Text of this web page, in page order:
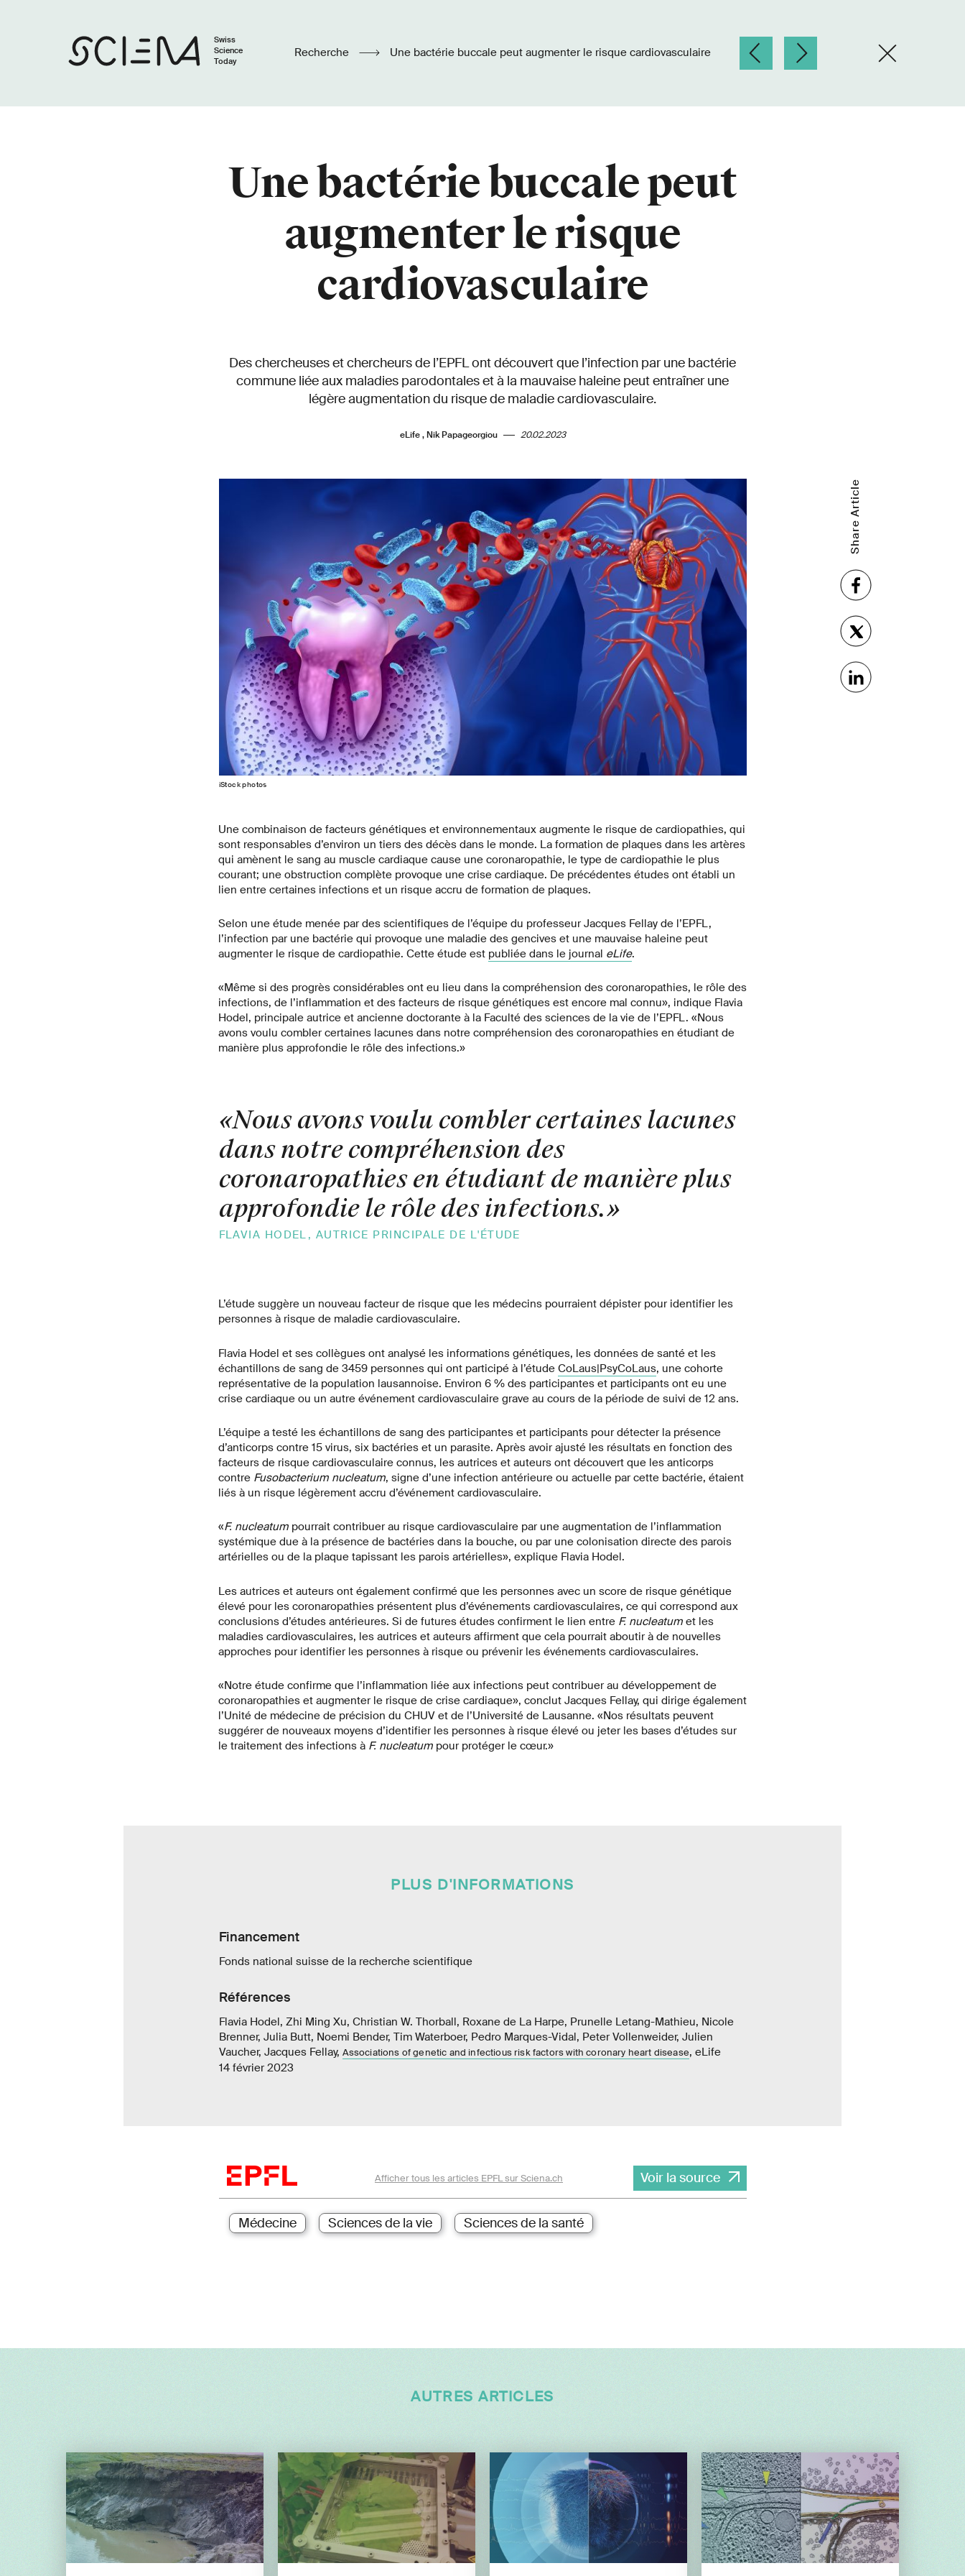
Swiss
Science
Today
Recherche Une bactérie buccale peut augmenter le risque cardiovasculaire
Une bactérie buccale peut
augmenter le risque
cardiovasculaire
Des chercheuses et chercheurs de l’EPFL ont découvert que l’infection par une bactérie
commune liée aux maladies parodontales et à la mauvaise haleine peut entraîner une
légère augmentation du risque de maladie cardiovasculaire.
eLife , Nik Papageorgiou 20.02.2023
iStock photos
Share Article
Une combinaison de facteurs génétiques et environnementaux augmente le risque de cardiopathies, qui
sont responsables d’environ un tiers des décès dans le monde. La formation de plaques dans les artères
qui amènent le sang au muscle cardiaque cause une coronaropathie, le type de cardiopathie le plus
courant; une obstruction complète provoque une crise cardiaque. De précédentes études ont établi un
lien entre certaines infections et un risque accru de formation de plaques.
Selon une étude menée par des scientifiques de l’équipe du professeur Jacques Fellay de l’EPFL,
l’infection par une bactérie qui provoque une maladie des gencives et une mauvaise haleine peut
augmenter le risque de cardiopathie. Cette étude est publiée dans le journal eLife.
«Même si des progrès considérables ont eu lieu dans la compréhension des coronaropathies, le rôle des
infections, de l’inflammation et des facteurs de risque génétiques est encore mal connu», indique Flavia
Hodel, principale autrice et ancienne doctorante à la Faculté des sciences de la vie de l’EPFL. «Nous
avons voulu combler certaines lacunes dans notre compréhension des coronaropathies en étudiant de
manière plus approfondie le rôle des infections.»
«Nous avons voulu combler certaines lacunes
dans notre compréhension des
coronaropathies en étudiant de manière plus
approfondie le rôle des infections.»
FLAVIA HODEL, AUTRICE PRINCIPALE DE L'ÉTUDE
L’étude suggère un nouveau facteur de risque que les médecins pourraient dépister pour identifier les
personnes à risque de maladie cardiovasculaire.
Flavia Hodel et ses collègues ont analysé les informations génétiques, les données de santé et les
échantillons de sang de 3459 personnes qui ont participé à l’étude CoLaus|PsyCoLaus, une cohorte
représentative de la population lausannoise. Environ 6 % des participantes et participants ont eu une
crise cardiaque ou un autre événement cardiovasculaire grave au cours de la période de suivi de 12 ans.
L’équipe a testé les échantillons de sang des participantes et participants pour détecter la présence
d’anticorps contre 15 virus, six bactéries et un parasite. Après avoir ajusté les résultats en fonction des
facteurs de risque cardiovasculaire connus, les autrices et auteurs ont découvert que les anticorps
contre Fusobacterium nucleatum, signe d’une infection antérieure ou actuelle par cette bactérie, étaient
liés à un risque légèrement accru d’événement cardiovasculaire.
«F. nucleatumpourrait contribuer au risque cardiovasculaire par une augmentation de l’inflammation
systémique due à la présence de bactéries dans la bouche, ou par une colonisation directe des parois
artérielles ou de la plaque tapissant les parois artérielles», explique Flavia Hodel.
Les autrices et auteurs ont également confirmé que les personnes avec un score de risque génétique
élevé pour les coronaropathies présentent plus d’événements cardiovasculaires, ce qui correspond aux
conclusions d’études antérieures. Si de futures études confirment le lien entre F. nucleatum et les
maladies cardiovasculaires, les autrices et auteurs affirment que cela pourrait aboutir à de nouvelles
approches pour identifier les personnes à risque ou prévenir les événements cardiovasculaires.
«Notre étude confirme que l’inflammation liée aux infections peut contribuer au développement de
coronaropathies et augmenter le risque de crise cardiaque», conclut Jacques Fellay, qui dirige également
l’Unité de médecine de précision du CHUV et de l’Université de Lausanne. «Nos résultats peuvent
suggérer de nouveaux moyens d’identifier les personnes à risque élevé ou jeter les bases d’études sur
le traitement des infections à F. nucleatum pour protéger le cœur.»
PLUS D'INFORMATIONS
Financement
Fonds national suisse de la recherche scientifique
Références
Flavia Hodel, Zhi Ming Xu, Christian W. Thorball, Roxane de La Harpe, Prunelle Letang-Mathieu, Nicole
Brenner, Julia Butt, Noemi Bender, Tim Waterboer, Pedro Marques-Vidal, Peter Vollenweider, Julien
Vaucher, Jacques Fellay, Associations of genetic and infectious risk factors with coronary heart disease, eLife
14 février 2023
Afficher tous les articles EPFL sur Sciena.ch Voir la source
Médecine Sciences de la vie Sciences de la santé
AUTRES ARTICLES